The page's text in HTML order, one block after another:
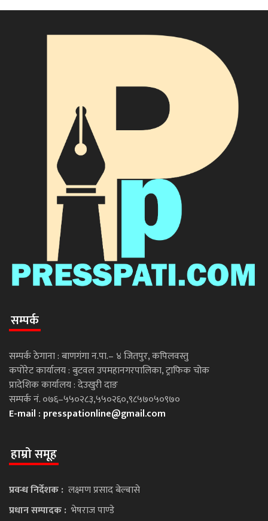
सम्पर्क
सम्पर्क ठेगाना : बाणगंगा न.पा.– ४ जितपुर, कपिलवस्तु
कपोरेट कार्यालय : बुटवल उपमहानगरपालिका, ट्राफिक चोक
प्रादेशिक कार्यालय : देउखुरी दाङ
सम्पर्क नं. ०७६–५५०२८३,५५०२६०,९८५७०५०९७०
E-mail : presspationline@gmail.com
हाम्रो समूह
प्रवन्ध निर्देशक : लक्ष्मण प्रसाद बेल्बासे
प्रधान सम्पादक : भेषराज पाण्डे